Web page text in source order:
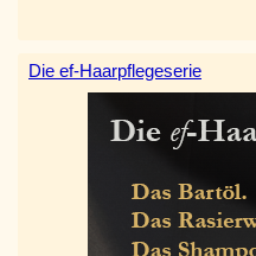
Die ef-Haarpflegeserie